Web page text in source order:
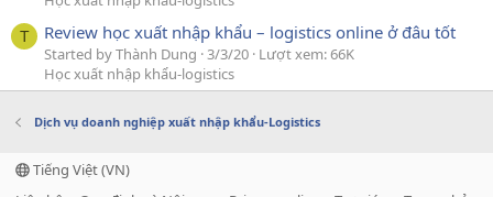
T Review học xuất nhập khẩu – logistics online ở đâu tốt
Started by Thành Dung 3/3/20 Lượt xem: 66K
Học xuất nhập khẩu-logistics
Dịch vụ doanh nghiệp xuất nhập khẩu-Logistics
Tiếng Việt (VN)